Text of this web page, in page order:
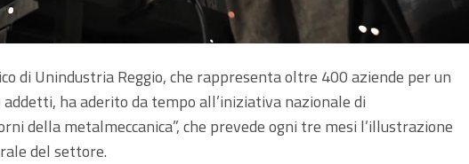
di Unindustria Reggio, che rappresenta oltre 400 aziende per un
ha aderito da tempo all’iniziativa nazionale di
della metalmeccanica”, che prevede ogni tre mesi l’illustrazione
del settore.